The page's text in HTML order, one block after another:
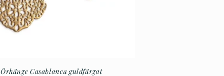
Örhänge Casablanca guldfärgat